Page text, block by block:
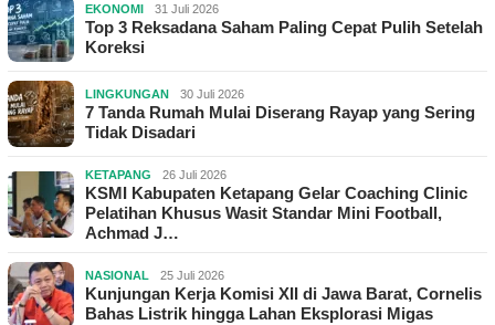
EKONOMI 31 Juli 2026
Top 3 Reksadana Saham Paling Cepat Pulih Setelah
Koreksi
LINGKUNGAN 30 Juli 2026
7 Tanda Rumah Mulai Diserang Rayap yang Sering
Tidak Disadari
KETAPANG 26 Juli 2026
KSMI Kabupaten Ketapang Gelar Coaching Clinic
Pelatihan Khusus Wasit Standar Mini Football,
Achmad J…
NASIONAL 25 Juli 2026
Kunjungan Kerja Komisi XII di Jawa Barat, Cornelis
Bahas Listrik hingga Lahan Eksplorasi Migas